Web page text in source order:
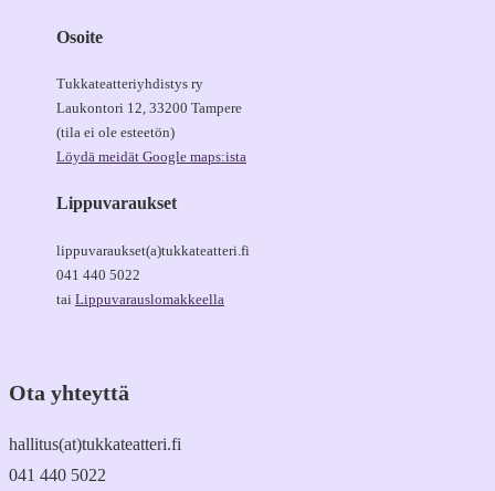
Osoite
Tukkateatteriyhdistys ry
Laukontori 12, 33200 Tampere
(tila ei ole esteetön)
Löydä meidät Google maps:ista
Lippuvaraukset
lippuvaraukset(a)tukkateatteri.fi
041 440 5022
tai Lippuvarauslomakkeella
Ota yhteyttä
hallitus(at)tukkateatteri.fi
041 440 5022